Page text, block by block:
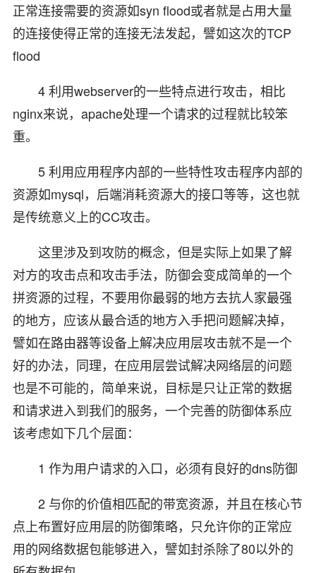
正常连接需要的资源如syn flood或者就是占用大量
的连接使得正常的连接无法发起，譬如这次的TCP
flood
4 利用webserver的一些特点进行攻击，相比
nginx来说，apache处理一个请求的过程就比较笨
重。
5 利用应用程序内部的一些特性攻击程序内部的
资源如mysql，后端消耗资源大的接口等等，这也就
是传统意义上的CC攻击。
这里涉及到攻防的概念，但是实际上如果了解
对方的攻击点和攻击手法，防御会变成简单的一个
拼资源的过程，不要用你最弱的地方去抗人家最强
的地方，应该从最合适的地方入手把问题解决掉，
譬如在路由器等设备上解决应用层攻击就不是一个
好的办法，同理，在应用层尝试解决网络层的问题
也是不可能的，简单来说，目标是只让正常的数据
和请求进入到我们的服务，一个完善的防御体系应
该考虑如下几个层面：
1 作为用户请求的入口，必须有良好的dns防御
2 与你的价值相匹配的带宽资源，并且在核心节
点上布置好应用层的防御策略，只允许你的正常应
用的网络数据包能够进入，譬如封杀除了80以外的